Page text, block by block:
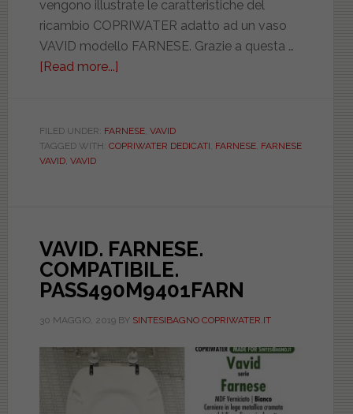
vengono illustrate le caratteristiche del
ricambio COPRIWATER adatto ad un vaso
VAVID modello FARNESE. Grazie a questa …
[Read more...]
BIANCO.
DEDICATO.
FILED UNDER: FARNESE, VAVID
TAGGED WITH: COPRIWATER DEDICATI FARNESE, FARNESE
VAVID, VAVID
VAVID. FARNESE.
COMPATIBILE.
PASS490M9401FARN
30 MAGGIO, 2019BY SINTESIBAGNO COPRIWATER.IT